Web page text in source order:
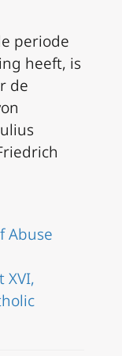
periode
heeft, is
de
Abuse
XVI,